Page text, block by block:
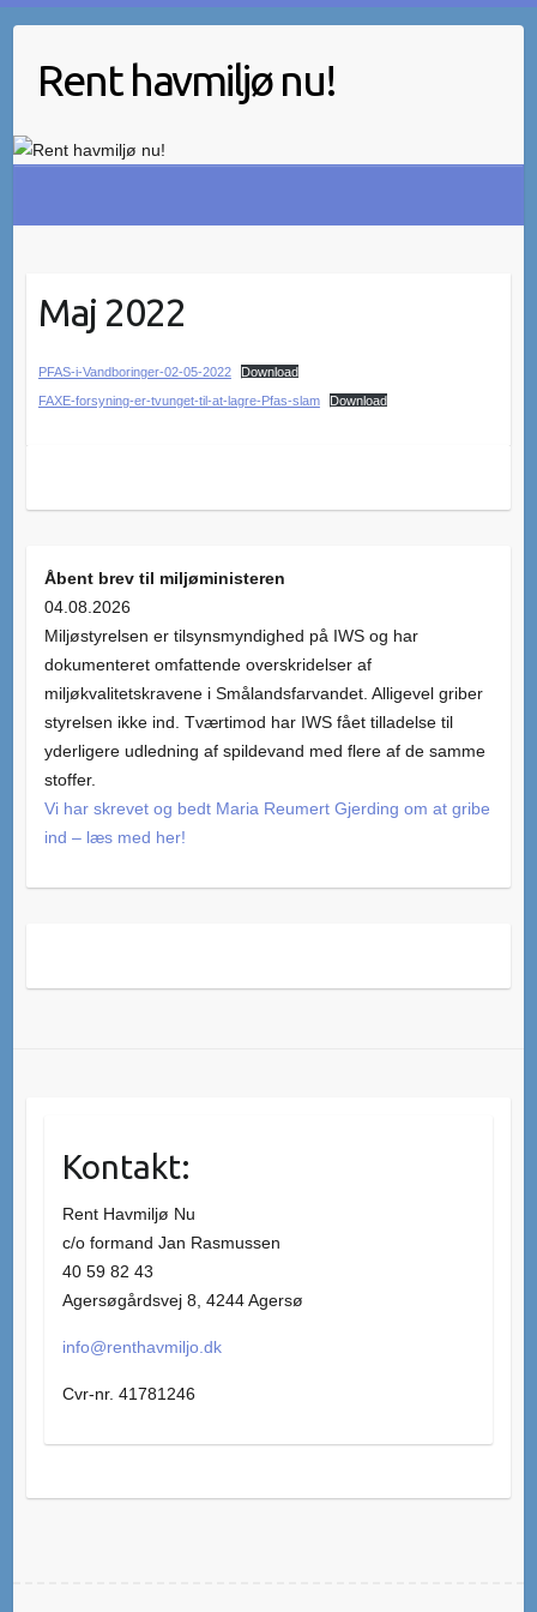
contentRent havmiljø nu!
Maj 2022
PFAS-i-Vandboringer-02-05-2022
Download
FAXE-forsyning-er-tvunget-til-at-lagre-Pfas-slam
Download
Åbent brev til miljøministeren
04.08.2026
Miljøstyrelsen er tilsynsmyndighed på IWS og har
dokumenteret omfattende overskridelser af
miljøkvalitetskravene i Smålandsfarvandet. Alligevel griber
styrelsen ikke ind. Tværtimod har IWS fået tilladelse til
yderligere udledning af spildevand med flere af de samme
stoffer.
Vi har skrevet og bedt Maria Reumert Gjerding om at gribe
ind – læs med her!
Kontakt:
Rent Havmiljø Nu
c/o formand Jan Rasmussen
40 59 82 43
Agersøgårdsvej 8, 4244 Agersø
info@renthavmiljo.dk
Cvr-nr. 41781246